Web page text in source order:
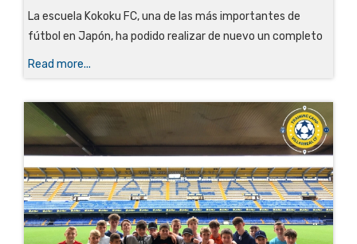
La escuela Kokoku FC, una de las más importantes de
fútbol en Japón, ha podido realizar de nuevo un completo
Read more...